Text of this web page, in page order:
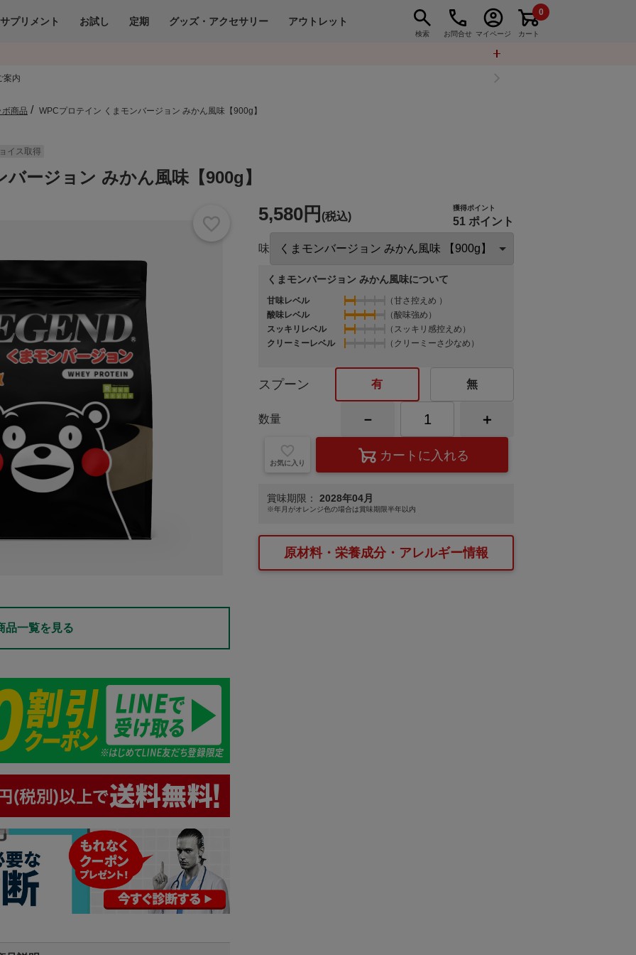
サプリメント お試し 定期 グッズ・アクセサリー アウトレット
検索 お問合せ マイページ カート
0
案内
ボ商品 WPCプロテイン くまモンバージョン みかん風味【900g】
イス取得
ージョン みかん風味【900g】
5,580円 (税込)
獲得ポイント
51 ポイント
味
くまモンバージョン みかん風味について
甘味レベル
（甘さ控えめ ）
酸味レベル
（酸味強め）
スッキリレベル
（スッキリ感控えめ）
クリーミーレベル
（クリーミーさ少なめ）
スプーン 有 無
数量
お気に入り
賞味期限： 2028年04月
※年月がオレンジ色の場合は賞味期限半年以内
原材料・栄養成分・アレルギー情報
品一覧を見る